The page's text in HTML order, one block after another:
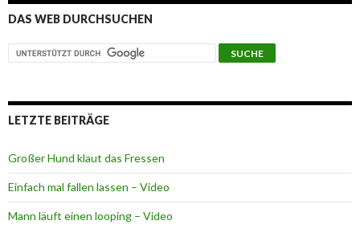
DAS WEB DURCHSUCHEN
LETZTE BEITRÄGE
Großer Hund klaut das Fressen
Einfach mal fallen lassen – Video
Mann läuft einen looping – Video